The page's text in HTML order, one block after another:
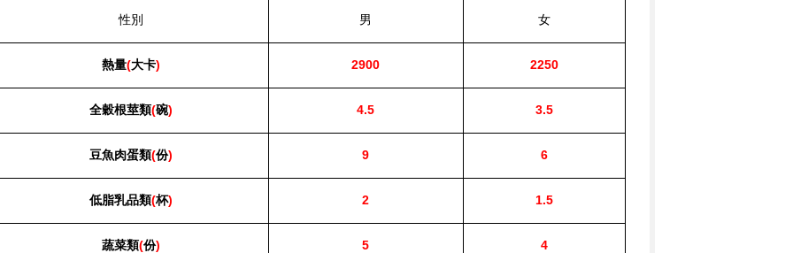
性別 男 女
熱量(大卡) 2900 2250
全穀根莖類(碗) 4.5 3.5
豆魚肉蛋類(份) 9 6
低脂乳品類(杯) 2 1.5
蔬菜類(份) 5 4